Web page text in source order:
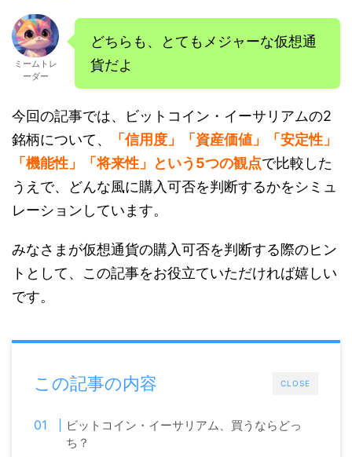
ミームトレ
ーダー
どちらも、とてもメジャーな仮想通
貨だよ
今回の記事では、ビットコイン・イーサリアムの2
銘柄について、
「信用度」「資産価値」「安定性」
「機能性」「将来性」という5つの観点で比較した
うえで、どんな風に購入可否を判断するかをシミュ
レーションしています。
みなさまが仮想通貨の購入可否を判断する際のヒン
トとして、この記事をお役立ていただければ嬉しい
です。
CLOSE
この記事の内容
ビットコイン・イーサリアム、買うならどっ
ち？